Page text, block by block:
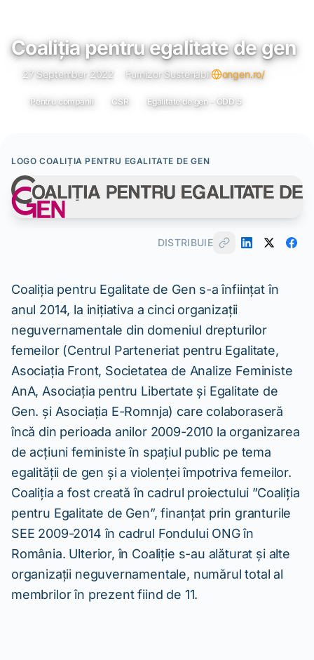
Coaliția pentru egalitate de gen
27 September 2022 Furnizor Sustenabil ongen.ro/
Pentru companii CSR Egalitate de gen - ODD 5
LOGO COALIȚIA PENTRU EGALITATE DE GEN
DISTRIBUIE
Coaliția pentru Egalitate de Gen s-a înființat în
anul 2014, la inițiativa a cinci organizații
neguvernamentale din domeniul drepturilor
femeilor (Centrul Parteneriat pentru Egalitate,
Asociația Front, Societatea de Analize Feministe
AnA, Asociația pentru Libertate și Egalitate de
Gen. și Asociația E-Romnja) care colaboraseră
încă din perioada anilor 2009-2010 la organizarea
de acțiuni feministe în spațiul public pe tema
egalității de gen și a violenței împotriva femeilor.
Coaliția a fost creată în cadrul proiectului ”Coaliția
pentru Egalitate de Gen”, finanțat prin granturile
SEE 2009-2014 în cadrul Fondului ONG în
România. Ulterior, în Coaliție s-au alăturat și alte
organizații neguvernamentale, numărul total al
membrilor în prezent fiind de 11.